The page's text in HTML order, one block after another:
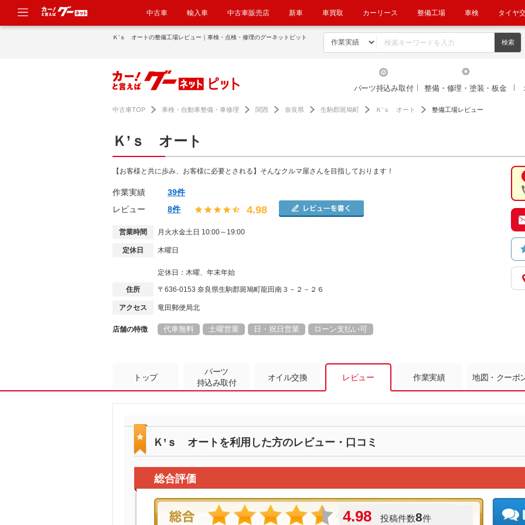
中古車 輸入車 中古車販売店 新車 車買取 カーリース 整備工場 車検 タイヤ
Ｋ’ｓ オートの整備工場レビュー｜車検・点検・修理のグーネットピット
パーツ持込み取付 整備・修理・塗装・板金
中古車TOP 車検・自動車整備・車修理 関西 奈良県 生駒郡斑鳩町 Ｋ’ｓ オート 整備工場レビュー
Ｋ’ｓ オート
【お客様と共に歩み、お客様に必要とされる】そんなクルマ屋さんを目指しております！
作業実績
39件
レビュー
8件 4.98
営業時間 月火水金土日 10:00～19:00
定休日 木曜日
定休日：木曜、年末年始
住所 〒636-0153 奈良県生駒郡斑鳩町龍田南３－２－２６
アクセス 竜田郵便局北
店舗の特徴 代車無料 土曜営業 日・祝日営業 ローン支払い可
トップ
パーツ
持込み取付
オイル交換 レビュー 作業実績 地図・クーポ
Ｋ’ｓ オートを利用した方のレビュー・口コミ
総合評価
4.98 投稿件数8件